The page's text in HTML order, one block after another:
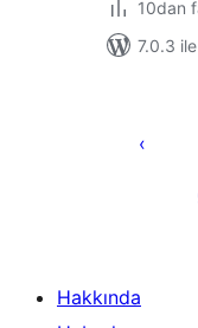
10dan
7.0.3
Hakkında